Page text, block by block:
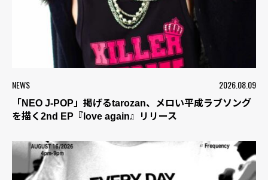
NEWS 2026.08.09
「NEO J-POP」掲げるtarozan、メロい平成ラブソング
を描く2nd EP『love again』リリース